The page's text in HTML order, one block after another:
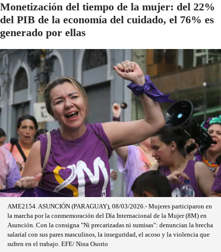
Monetización del tiempo de la mujer: del 22%
del PIB de la economía del cuidado, el 76% es
generado por ellas
AME2154. ASUNCIÓN (PARAGUAY), 08/03/2026.- Mujeres participaron en
la marcha por la conmemoración del Día Internacional de la Mujer (8M) en
Asunción. Con la consigna "Ni precarizadas ni sumisas": denuncian la brecha
salarial con sus pares masculinos, la inseguridad, el acoso y la violencia que
sufren en el trabajo. EFE/ Nina Osorio